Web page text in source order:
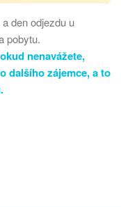
den odjezdu u
pobytu.
nenavážete,
dalšího zájemce, a to